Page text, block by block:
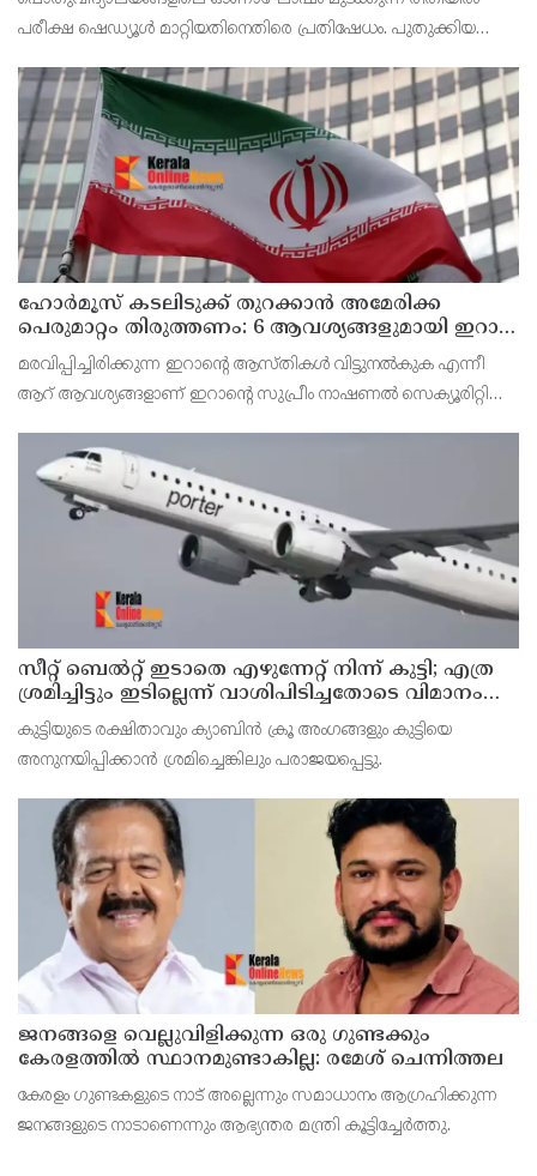
പരീക്ഷ ഷെഡ്യൂള്‍ മാറ്റിയതിനെതിരെ പ്രതിഷേധം. പുതുക്കിയ
പരീക്ഷ നടത്തും.
ഹോര്‍മൂസ് കടലിടുക്ക് തുറക്കാന്‍ അമേരിക്ക
പെരുമാറ്റം തിരുത്തണം: 6 ആവശ്യങ്ങളുമായി ഇറാന്‍
ദേശീയ സുരക്ഷാ കൗണ്‍സില്‍
മരവിപ്പിച്ചിരിക്കുന്ന ഇറാന്റെ ആസ്തികള്‍ വിട്ടുനല്‍കുക എന്നീ
ആറ് ആവശ്യങ്ങളാണ് ഇറാന്റെ സുപ്രീം നാഷണല്‍ സെക്യൂരിറ്റി
സീറ്റ് ബെല്‍റ്റ് ഇടാതെ എഴുന്നേറ്റ് നിന്ന് കുട്ടി; എത്ര
ശ്രമിച്ചിട്ടും ഇടില്ലെന്ന് വാശിപിടിച്ചതോടെ വിമാനം
റദ്ദാക്കി
കുട്ടിയുടെ രക്ഷിതാവും ക്യാബിന്‍ ക്രൂ അംഗങ്ങളും കുട്ടിയെ
അനുനയിപ്പിക്കാന്‍ ശ്രമിച്ചെങ്കിലും പരാജയപ്പെട്ടു.
ജനങ്ങളെ വെല്ലുവിളിക്കുന്ന ഒരു ഗുണ്ടക്കും
കേരളത്തില്‍ സ്ഥാനമുണ്ടാകില്ല: രമേശ് ചെന്നിത്തല
കേരളം ഗുണ്ടകളുടെ നാട് അല്ലെന്നും സമാധാനം ആഗ്രഹിക്കുന്ന
ജനങ്ങളുടെ നാടാണെന്നും ആഭ്യന്തര മന്ത്രി കൂട്ടിച്ചേര്‍ത്തു.